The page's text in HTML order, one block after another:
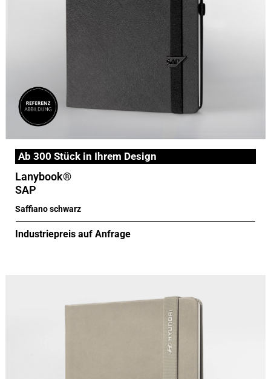
Ab 300 Stück in Ihrem Design
Lanybook®
SAP
Saffiano schwarz
Industriepreis auf Anfrage